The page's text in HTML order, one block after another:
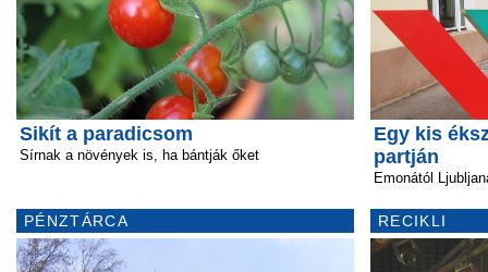
Sikít a paradicsom
Sírnak a növények is, ha bántják őket
PÉNZTÁRCA
Egy kis
partján
Emonától
RECIKLI